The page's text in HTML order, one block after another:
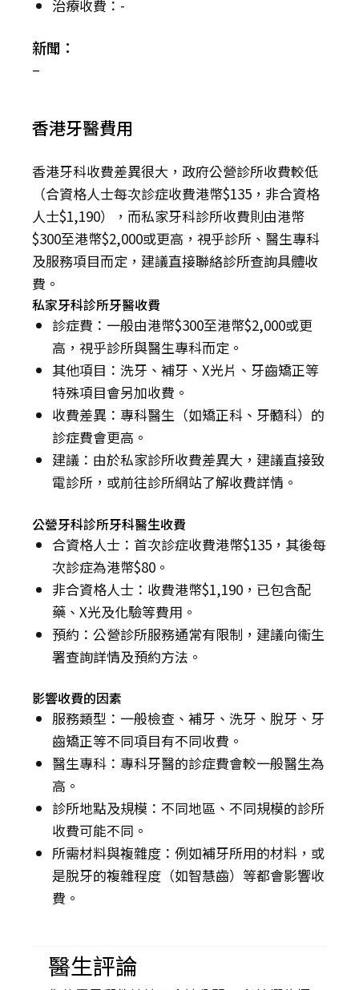
治療收費：-
新聞：
–
香港牙醫費用
香港牙科收費差異很大，政府公營診所收費較低
（合資格人士每次診症收費港幣$135，非合資格
人士$1,190），而私家牙科診所收費則由港幣
$300至港幣$2,000或更高，視乎診所、醫生專科
及服務項目而定，建議直接聯絡診所查詢具體收
費。
私家牙科診所牙醫收費
診症費：一般由港幣$300至港幣$2,000或更
高，視乎診所與醫生專科而定。
其他項目：洗牙、補牙、X光片、牙齒矯正等
特殊項目會另加收費。
收費差異：專科醫生（如矯正科、牙髓科）的
診症費會更高。
建議：由於私家診所收費差異大，建議直接致
電診所，或前往診所網站了解收費詳情。
公營牙科診所牙科醫生收費
合資格人士：首次診症收費港幣$135，其後每
次診症為港幣$80。
非合資格人士：收費港幣$1,190，已包含配
藥、X光及化驗等費用。
預約：公營診所服務通常有限制，建議向衞生
署查詢詳情及預約方法。
影響收費的因素
服務類型：一般檢查、補牙、洗牙、脫牙、牙
齒矯正等不同項目有不同收費。
醫生專科：專科牙醫的診症費會較一般醫生為
高。
診所地點及規模：不同地區、不同規模的診所
收費可能不同。
所需材料與複雜度：例如補牙所用的材料，或
是脫牙的複雜程度（如智慧齒）等都會影響收
費。
醫生評論